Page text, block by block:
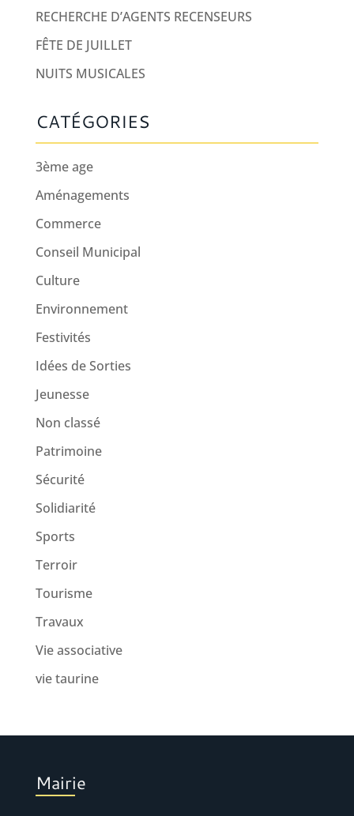
RECHERCHE D’AGENTS RECENSEURS
FÊTE DE JUILLET
NUITS MUSICALES
CATÉGORIES
3ème age
Aménagements
Commerce
Conseil Municipal
Culture
Environnement
Festivités
Idées de Sorties
Jeunesse
Non classé
Patrimoine
Sécurité
Solidiarité
Sports
Terroir
Tourisme
Travaux
Vie associative
vie taurine
Mairie